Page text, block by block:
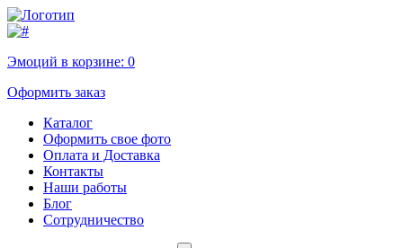
Эмоций в корзине: 0
Оформить заказ
Каталог
Оформить свое фото
Оплата и Доставка
Контакты
Наши работы
Блог
Сотрудничество